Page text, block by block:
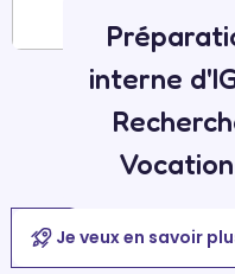
interne
Je veux en savoir